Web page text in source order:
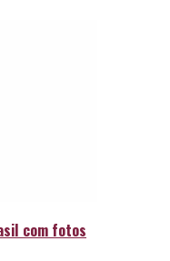
com fotos